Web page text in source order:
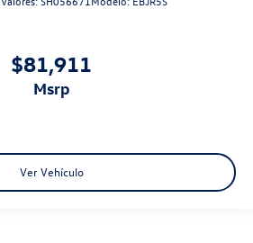
$81,911
msrp
Ver Vehículo